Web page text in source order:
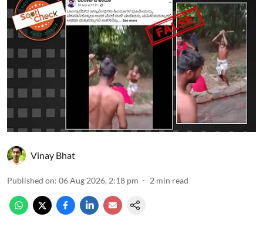
Vinay Bhat
Published on: 06 Aug 2026, 2:18 pm 2 min read